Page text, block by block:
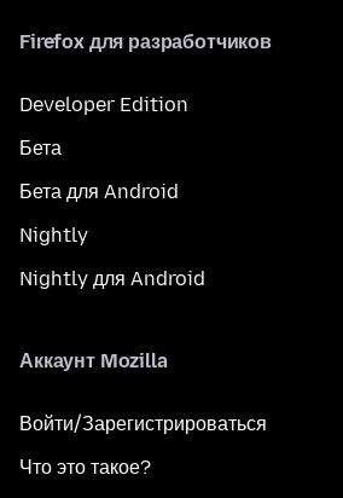
Firefox для разработчиков
Developer Edition
Бета
Бета для Android
Nightly
Nightly для Android
Аккаунт Mozilla
Войти/Зарегистрироваться
Что это такое?